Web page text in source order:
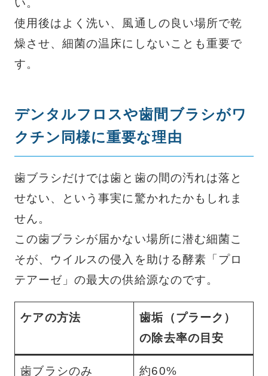
い。
使用後はよく洗い、風通しの良い場所で乾
燥させ、細菌の温床にしないことも重要で
す。
デンタルフロスや歯間ブラシがワ
クチン同様に重要な理由
歯ブラシだけでは歯と歯の間の汚れは落と
せない、という事実に驚かれたかもしれま
せん。
この歯ブラシが届かない場所に潜む細菌こ
そが、ウイルスの侵入を助ける酵素「プロ
テアーゼ」の最大の供給源なのです。
ケアの方法
歯垢（プラーク）
の除去率の目安
歯ブラシのみ 約60%